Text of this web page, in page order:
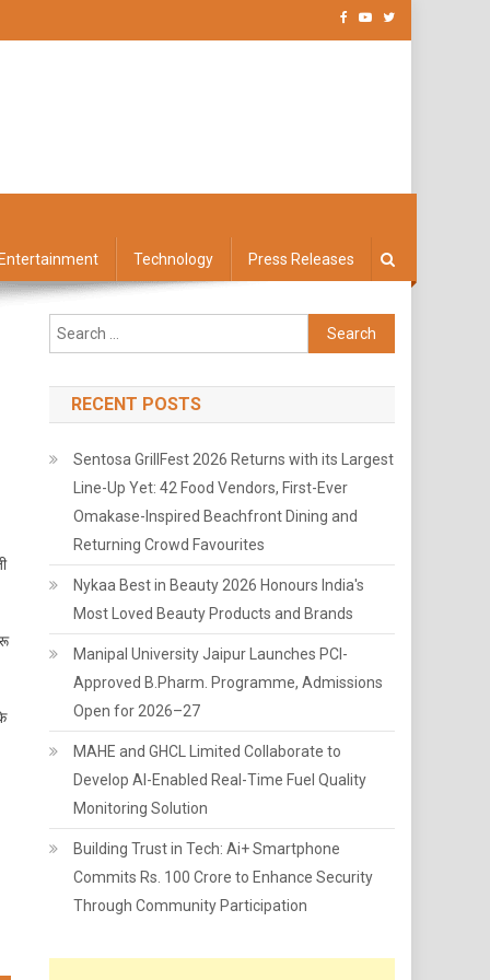
Technology Press Releases
Search
for:
RECENT POSTS
Sentosa GrillFest 2026 Returns with its Largest
Line-Up Yet: 42 Food Vendors, First-Ever
Omakase-Inspired Beachfront Dining and
Returning Crowd Favourites
Nykaa Best in Beauty 2026 Honours India's
Most Loved Beauty Products and Brands
Manipal University Jaipur Launches PCI-
Approved B.Pharm. Programme, Admissions
Open for 2026–27
MAHE and GHCL Limited Collaborate to
Develop AI-Enabled Real-Time Fuel Quality
Monitoring Solution
Building Trust in Tech: Ai+ Smartphone
Commits Rs. 100 Crore to Enhance Security
Through Community Participation